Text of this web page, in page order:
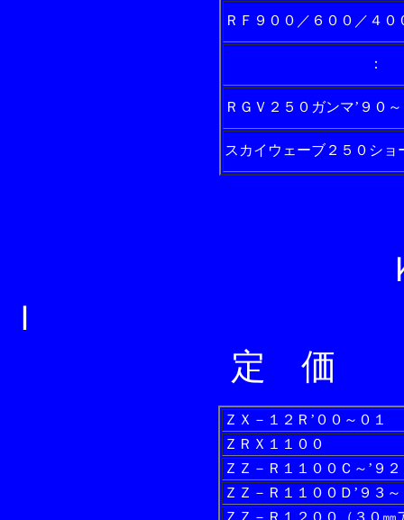
ＲＦ９００／６００／４０
： （アッ
ＲＧＶ２５０ガンマ’９０
スカイウェーブ２５０ショ
ＫＡ
Ｉ
定 価
ＺＸ－１２Ｒ’００～０１
ＺＲＸ１１００
ＺＺ－Ｒ１１００Ｃ～’９２
ＺＺ－Ｒ１１００Ｄ’９３～
ＺＺ－Ｒ１２００（３０㎜